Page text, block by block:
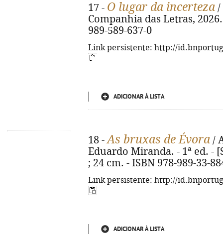
17 - O lugar da incerteza /
Companhia das Letras,
989-589-637-0
Link persistente: http://
ADICIONAR À LISTA
18 -As bruxas de Évora /
Eduardo Miranda. - 1ª ed. -
; 24 cm. - ISBN 978-989-33-
Link persistente: http://
ADICIONAR À LISTA